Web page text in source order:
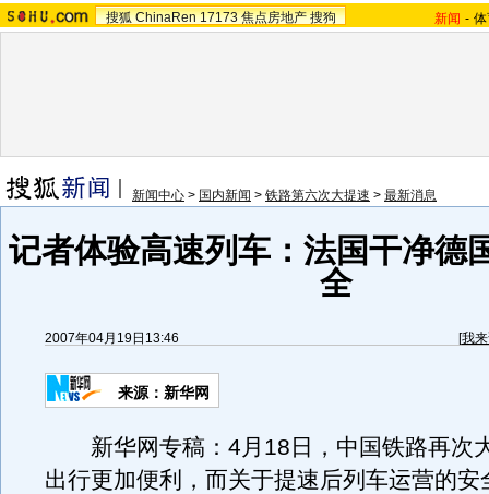
搜狐 ChinaRen 17173 焦点房地产 搜狗 新闻 -
新闻中心 > 国内新闻 > 铁路第六次大提速 > 最新消息
记者体验高速列车：法国干净德
全
2007年04月19日13:46 [我
来源：新华网
新华网专稿：4月18日，中国铁路再次
出行更加便利，而关于提速后列车运营的安